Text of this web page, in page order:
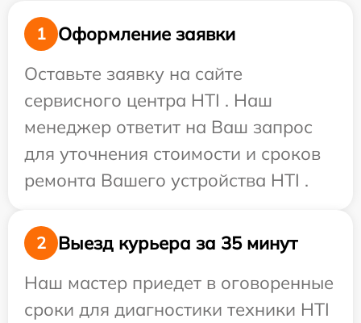
1
Оформление заявки
Оставьте заявку на сайте
сервисного центра HTI . Наш
менеджер ответит на Ваш запрос
для уточнения стоимости и сроков
ремонта Вашего устройства HTI .
2
Выезд курьера за 35 минут
Наш мастер приедет в оговоренные
сроки для диагностики техники HTI